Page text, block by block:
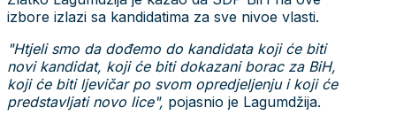
izbore izlazi sa kandidatima za sve nivoe vlasti.
"Htjeli smo da dođemo do kandidata koji će biti
novi kandidat, koji će biti dokazani borac za BiH,
koji će biti ljevičar po svom opredjeljenju i koji će
predstavljati novo lice", pojasnio je Lagumdžija.